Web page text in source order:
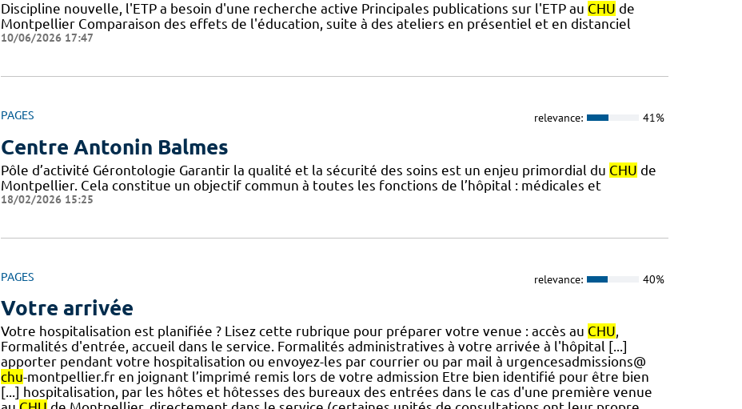
Discipline nouvelle, l'ETP a besoin d'une recherche active Principales publications sur l'ETP au CHU de
Montpellier Comparaison des effets de l'éducation, suite à des ateliers en présentiel et en distanciel
10/06/2026 17:47
PAGES relevance: 41%
Centre Antonin Balmes
Pôle d’activité Gérontologie Garantir la qualité et la sécurité des soins est un enjeu primordial du CHU de
Montpellier. Cela constitue un objectif commun à toutes les fonctions de l’hôpital : médicales et
18/02/2026 15:25
PAGES relevance: 40%
Votre arrivée
Votre hospitalisation est planifiée ? Lisez cette rubrique pour préparer votre venue : accès au CHU,
Formalités d'entrée, accueil dans le service. Formalités administratives à votre arrivée à l'hôpital [...]
apporter pendant votre hospitalisation ou envoyez-les par courrier ou par mail à urgencesadmissions@
chu-montpellier.fr en joignant l’imprimé remis lors de votre admission Etre bien identifié pour être bien
[...] hospitalisation, par les hôtes et hôtesses des bureaux des entrées dans le cas d'une première venue